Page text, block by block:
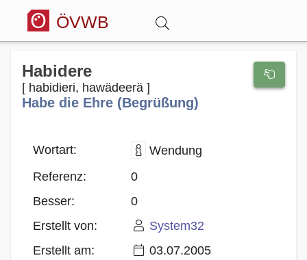
ÖVWB
Anmelden
Wörterbuch
Hitparade
Blog
Habidere
[ habidieri, hawädeerä ]
Habe die Ehre (Begrüßung)
Wortart:
Wendung
Referenz:
0
Besser:
0
Erstellt von:
System32
Erstellt am:
03.07.2005